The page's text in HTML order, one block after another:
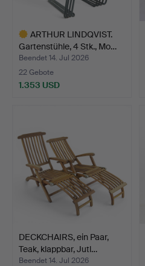
ARTHUR LINDQVIST.
Gartenstühle, 4 Stk., Mo…
Beendet 14. Jul 2026
22 Gebote
1.353 USD
DECKCHAIRS, ein Paar,
Teak, klappbar, Jutl…
Beendet 14. Jul 2026